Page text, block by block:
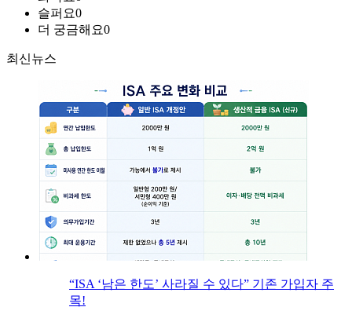
슬퍼요0
더 궁금해요0
최신뉴스
“ISA ‘남은 한도’ 사라질 수 있다” 기존 가입자 주
목!